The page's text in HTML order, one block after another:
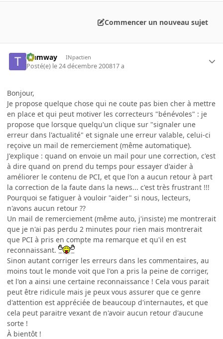
Commencer un nouveau sujet
tramway INpactien
Posté(e) le 24 décembre 200817 a
Bonjour,
Je propose quelque chose qui ne coute pas bien cher à mettre
en place et qui peut motiver les correcteurs "bénévoles" : je
propose que lorsque quelqu'un clique sur "signaler une
erreur dans l'actualité" et signale une erreur valable, celui-ci
reçoive un mail de remerciement (même automatique).
J'explique : quand on envoie un mail pour une correction, c'est
à dire quand on prend du temps pour essayer d'aider à
améliorer le contenu de PCI, et que l'on a aucun retour à part
la correction de la faute dans la news... c'est très frustrant !!!
Pourquoi se fatiguer à vouloir "aider" si nous, lecteurs,
n'avons aucun retour ??
Un mail de remerciement (même auto, j'insiste) me montrerait
que je n'ai pas perdu 2 minutes pour rien mais montrerait
que PCI à pris en compte ma remarque et qu'il en est
reconnaissant.
Sinon autant corriger les erreurs dans les commentaires, au
moins tout le monde voit que l'on a pris la peine de corriger,
et l'on a ainsi une certaine reconnaissance ! Cela vous parait
peut être ridicule mais je peux vous assurer que ce genre
d'attention est appréciée de beaucoup d'internautes, et que
cela peut paraitre vexant de n'avoir aucun retour d'aucune
sorte !
À bientôt !